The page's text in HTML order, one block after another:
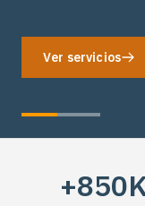
Ver servicios